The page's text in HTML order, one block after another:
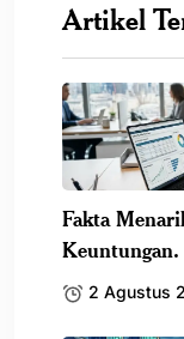
Artikel
Fakta
Keuntungan.
2 Agustus